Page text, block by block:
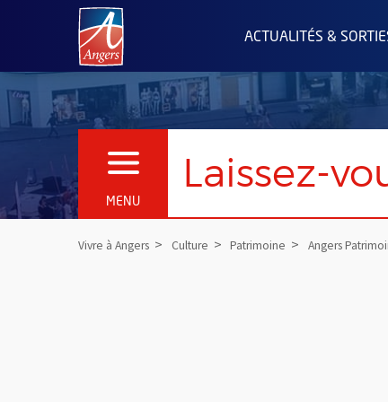
Angers.fr : Retour à l'accueil
ACTUALITÉS &
MENU
OUVRIR LE MENU Laissez-
Vivre à Angers Culture Patrimoine Angers